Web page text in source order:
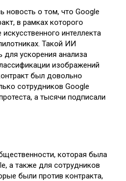
новость о том, что Google
в рамках которого
интеллекта
Такой ИИ
для ускорения анализа
изображений
был довольно
сотрудников Google
а тысячи подписали
которая была
а также для сотрудников
были против контракта,